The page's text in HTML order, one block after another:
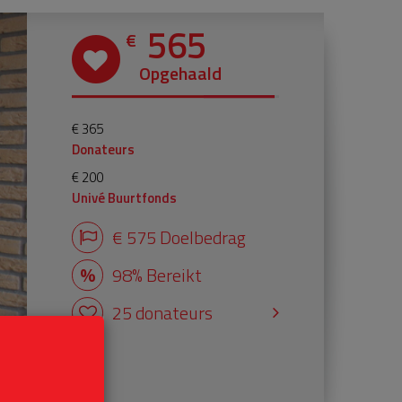
€ 565
Opgehaald
€ 365
Donateurs
€ 200
Univé Buurtfonds
€ 575 Doelbedrag
98% Bereikt
25 donateurs